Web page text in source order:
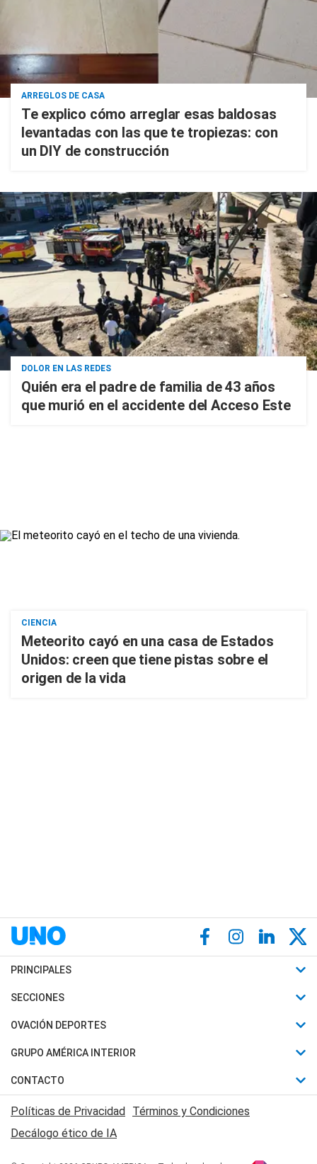
ARREGLOS DE CASA
Te explico cómo arreglar esas baldosas
levantadas con las que te tropiezas: con
un DIY de construcción
DOLOR EN LAS REDES
Quién era el padre de familia de 43 años
que murió en el accidente del Acceso Este
CIENCIA
Meteorito cayó en una casa de Estados
Unidos: creen que tiene pistas sobre el
origen de la vida
PRINCIPALES
Últimas Noticias
Política
Judiciales
Economia
SECCIONES
Horóscopo
Motores
Trucos caseros
Series y Películas
Edictos y Solicitadas
OVACIÓN DEPORTES
Fútbol
Mundial
Automovilismo
Rugby
GRUPO AMÉRICA INTERIOR
Canal 7 en Vivo
CONTACTO
Acerca de Nosotros
Contactanos
Políticas de Privacidad Términos y Condiciones
Decálogo ético de IA